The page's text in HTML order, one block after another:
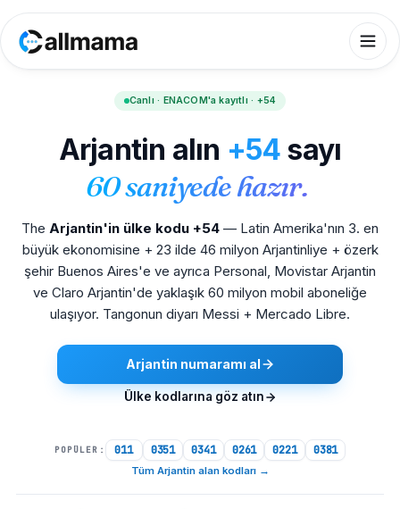
Canlı · ENACOM'a kayıtlı · +54
Arjantin alın +54 sayı
60 saniyede hazır.
The Arjantin'in ülke kodu +54 — Latin Amerika'nın 3. en
büyük ekonomisine + 23 ilde 46 milyon Arjantinliye + özerk
şehir Buenos Aires'e ve ayrıca Personal, Movistar Arjantin
ve Claro Arjantin'de yaklaşık 60 milyon mobil aboneliğe
ulaşıyor. Tangonun diyarı Messi + Mercado Libre.
Arjantin numaramı al
Ülke kodlarına göz atın
POPÜLER: 011 0351 0341 0261 0221 0381
Tüm Arjantin alan kodları→